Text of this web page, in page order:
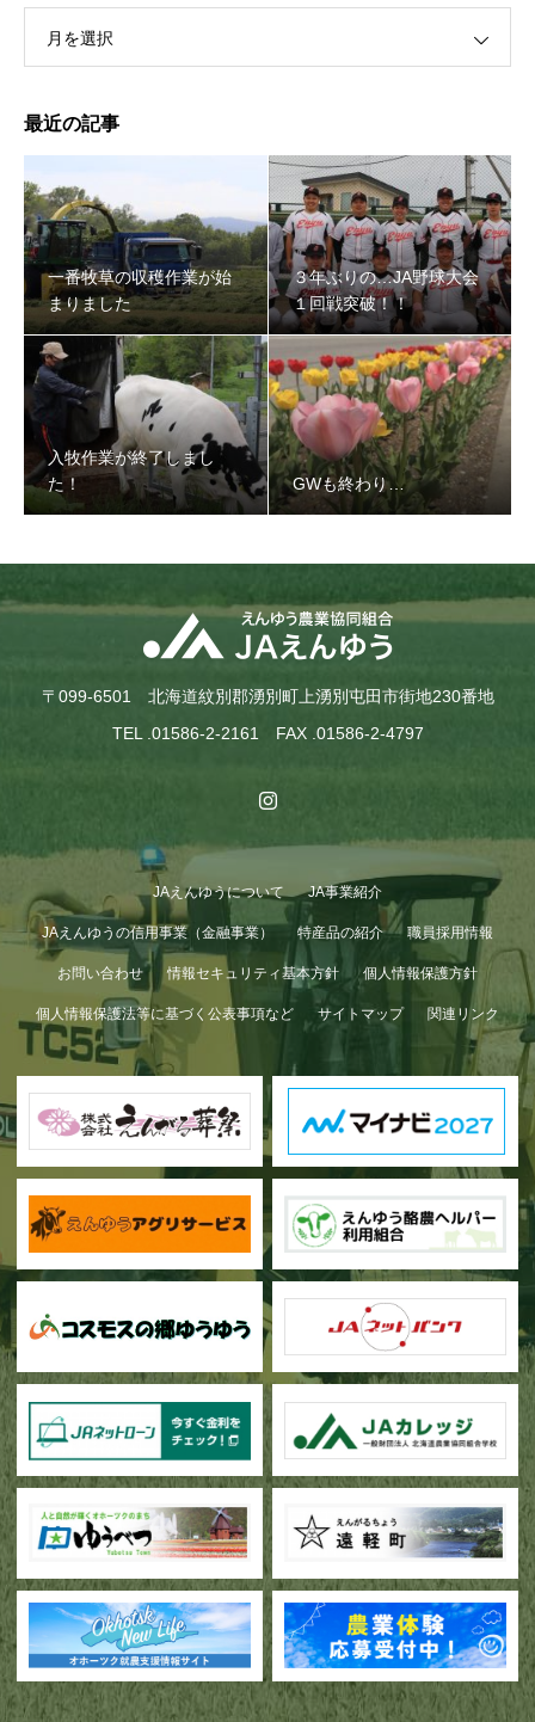
３年ぶりの…JA野球大会１回戦突破！！
GWも終わり…
ブロッコリー播種作業が行われています
月を選択
最近の記事
一番牧草の収穫作業が始
まりました
３年ぶりの…JA野球大会
１回戦突破！！
入牧作業が終了しまし
た！
GWも終わり…
〒099-6501 北海道紋別郡湧別町上湧別屯田市街地230番地
TEL .01586-2-2161 FAX .01586-2-4797
JAえんゆうについて JA事業紹介
JAえんゆうの信用事業（金融事業） 特産品の紹介 職員採用情報
お問い合わせ 情報セキュリティ基本方針 個人情報保護方針
個人情報保護法等に基づく公表事項など サイトマップ 関連リンク